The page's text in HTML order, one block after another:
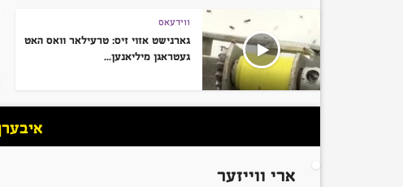
ווידעאס
גארנישט אזוי זיס: טרעילאר וואס האט
געטראגן מיליאנען...
ארי ווייזער